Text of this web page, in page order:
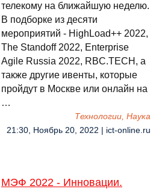
телекому на ближайшую неделю.
В подборке из десяти
мероприятий - HighLoad++ 2022,
The Standoff 2022, Enterprise
Agile Russia 2022, RBC.TECH, а
также другие ивенты, которые
пройдут в Москве или онлайн на
…
Технологии, Наука
21:30, Ноябрь 20, 2022 | ict-online.ru
МЭФ 2022 - Инновации.